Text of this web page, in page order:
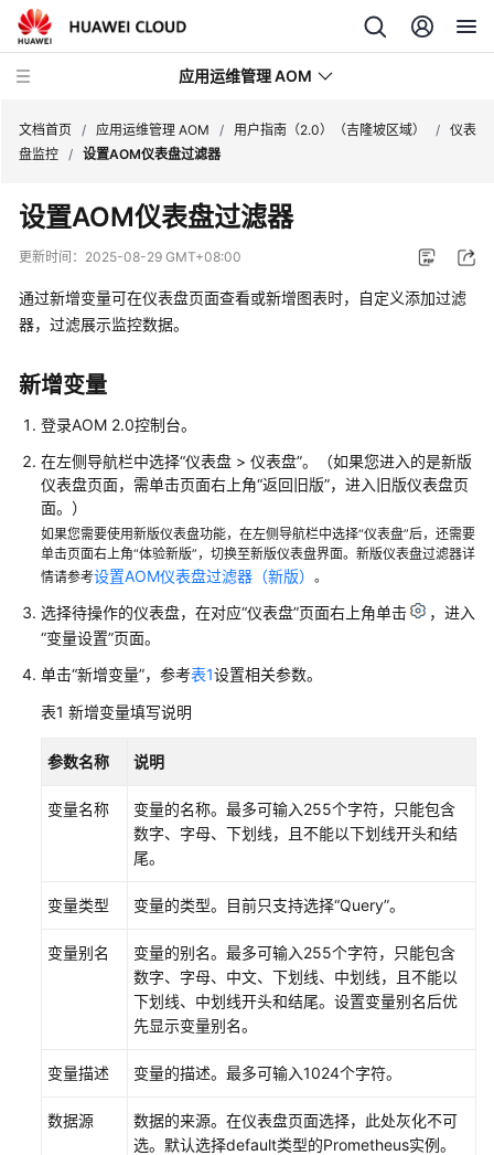
应用运维管理 AOM
最
新
动
产
介
绍
费
说
明
快
入
门
户
南
最
API
参
参
文档首页 / 应用运维管理 AOM / 用户指南（2.0）（吉隆坡区域） / 仪表
盘监控 / 设置AOM仪表盘过滤器
设置AOM仪表盘过滤器
更新时间： 2025-08-29 GMT+08:00
通过新增变量可在仪表盘页面查看或新增图表时，自定义添加过滤
器，过滤展示监控数据。
新增变量
登录AOM 2.0控制台。
在左侧导航栏中选择“仪表盘 > 仪表盘”。（如果您进入的是新版
仪表盘页面，需单击页面右上角“返回旧版”，进入旧版仪表盘页
面。）
如果您需要使用新版仪表盘功能，在左侧导航栏中选择“仪表盘”后，还需要
单击页面右上角“体验新版”，切换至新版仪表盘界面。新版仪表盘过滤器详
情请参考设置AOM仪表盘过滤器（新版） 。
选择待操作的仪表盘，在对应“仪表盘”页面右上角单击
，进入
“变量设置”页面。
单击“新增变量”，参考表1设置相关参数。
表1 新增变量填写说明
参数名称 说明
变量名称
变量的名称。最多可输入255个字符，只能包含
数字、字母、下划线，且不能以下划线开头和结
尾。
变量类型 变量的类型。目前只支持选择“Query”。
变量别名
变量的别名。最多可输入255个字符，只能包含
数字、字母、中文、下划线、中划线，且不能以
下划线、中划线开头和结尾。设置变量别名后优
先显示变量别名。
变量描述 变量的描述。最多可输入1024个字符。
数据源
数据的来源。在仪表盘页面选择，此处灰化不可
选。默认选择default类型的Prometheus实例。